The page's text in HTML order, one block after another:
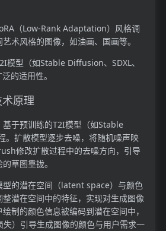
（Low-Rank Adaptation）风格调
术风格的图像，如油画、国画等。
模型（如Stable Diffusion、SDXL、
的适用性。
原理
于预训练的T2I模型（如Stable
。扩散模型逐步去噪，将随机噪声映
修改扩散过程中的去噪方向，引导
草图靠拢。
型的潜在空间（latent space）与颜色
潜在空间中的特征，实现对生成图像
制的颜色信息被编码到潜在空间中，
失）引导生成图像的颜色与用户需求一